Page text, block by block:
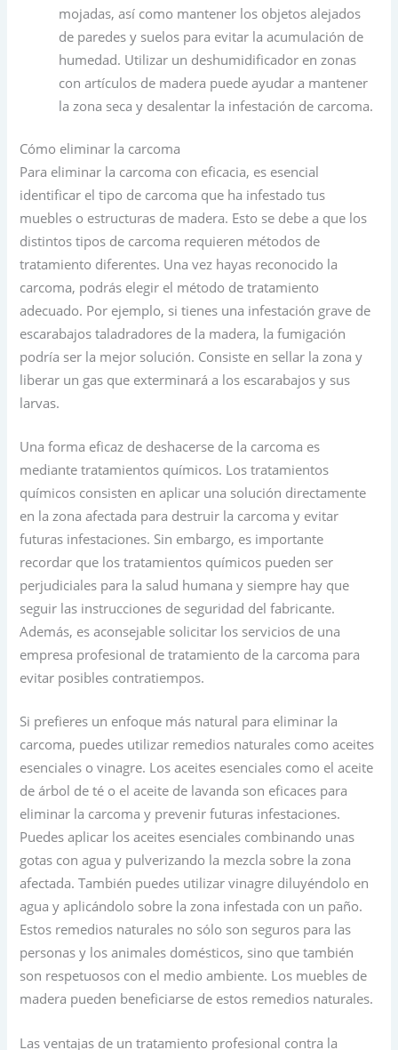
mojadas, así como mantener los objetos alejados
de paredes y suelos para evitar la acumulación de
humedad. Utilizar un deshumidificador en zonas
con artículos de madera puede ayudar a mantener
la zona seca y desalentar la infestación de carcoma.
Cómo eliminar la carcoma
Para eliminar la carcoma con eficacia, es esencial
identificar el tipo de carcoma que ha infestado tus
muebles o estructuras de madera. Esto se debe a que los
distintos tipos de carcoma requieren métodos de
tratamiento diferentes. Una vez hayas reconocido la
carcoma, podrás elegir el método de tratamiento
adecuado. Por ejemplo, si tienes una infestación grave de
escarabajos taladradores de la madera, la fumigación
podría ser la mejor solución. Consiste en sellar la zona y
liberar un gas que exterminará a los escarabajos y sus
larvas.
Una forma eficaz de deshacerse de la carcoma es
mediante tratamientos químicos. Los tratamientos
químicos consisten en aplicar una solución directamente
en la zona afectada para destruir la carcoma y evitar
futuras infestaciones. Sin embargo, es importante
recordar que los tratamientos químicos pueden ser
perjudiciales para la salud humana y siempre hay que
seguir las instrucciones de seguridad del fabricante.
Además, es aconsejable solicitar los servicios de una
empresa profesional de tratamiento de la carcoma para
evitar posibles contratiempos.
Si prefieres un enfoque más natural para eliminar la
carcoma, puedes utilizar remedios naturales como aceites
esenciales o vinagre. Los aceites esenciales como el aceite
de árbol de té o el aceite de lavanda son eficaces para
eliminar la carcoma y prevenir futuras infestaciones.
Puedes aplicar los aceites esenciales combinando unas
gotas con agua y pulverizando la mezcla sobre la zona
afectada. También puedes utilizar vinagre diluyéndolo en
agua y aplicándolo sobre la zona infestada con un paño.
Estos remedios naturales no sólo son seguros para las
personas y los animales domésticos, sino que también
son respetuosos con el medio ambiente. Los muebles de
madera pueden beneficiarse de estos remedios naturales.
Las ventajas de un tratamiento profesional contra la